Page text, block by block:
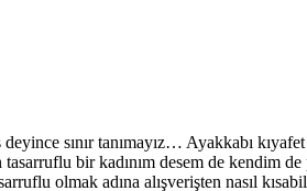
deyince sınır tanımayız… Ayakkabı
bir kadınım desem de kendim
olmak adına alışverişten nasıl